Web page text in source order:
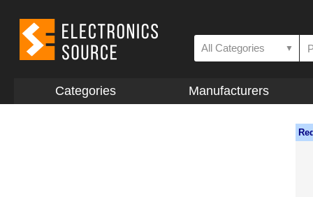
All Categories ▼
Categories Manufacturers